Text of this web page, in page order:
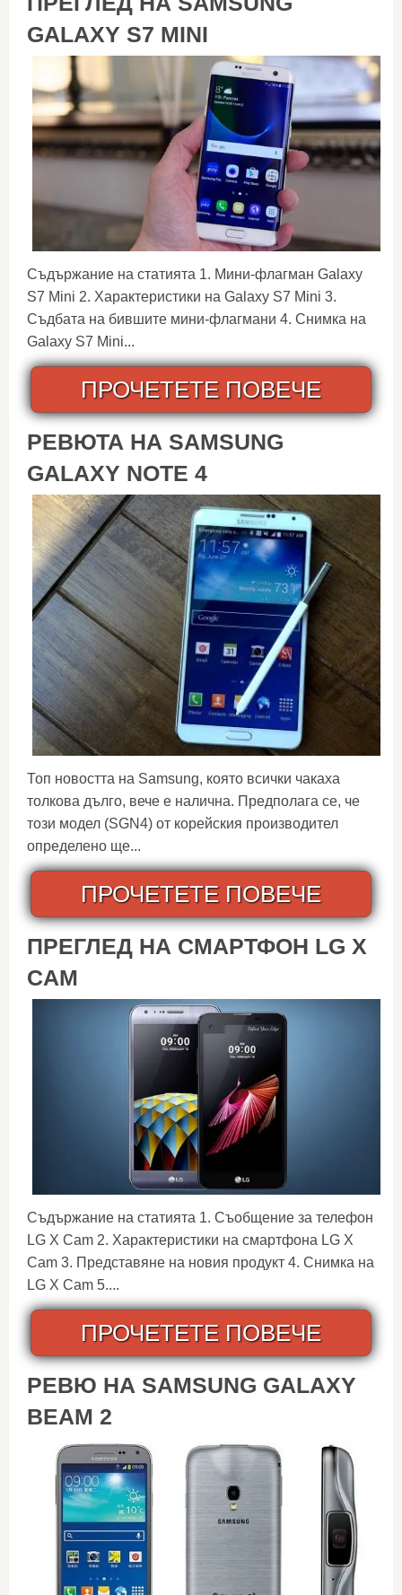
GALAXY S7 MINI
Съдържание на статията 1. Мини-флагман Galaxy
S7 Mini 2. Характеристики на Galaxy S7 Mini 3.
Съдбата на бившите мини-флагмани 4. Снимка на
Galaxy S7 Mini...
ПРОЧЕТЕТЕ ПОВЕЧЕ
РЕВЮТА НА SAMSUNG
GALAXY NOTE 4
Топ новостта на Samsung, която всички чакаха
толкова дълго, вече е налична. Предполага се, че
този модел (SGN4) от корейския производител
определено ще...
ПРОЧЕТЕТЕ ПОВЕЧЕ
ПРЕГЛЕД НА СМАРТФОН LG X
CAM
Съдържание на статията 1. Съобщение за телефон
LG X Cam 2. Характеристики на смартфона LG X
Cam 3. Представяне на новия продукт 4. Снимка на
LG X Cam 5....
ПРОЧЕТЕТЕ ПОВЕЧЕ
РЕВЮ НА SAMSUNG GALAXY
BEAM 2